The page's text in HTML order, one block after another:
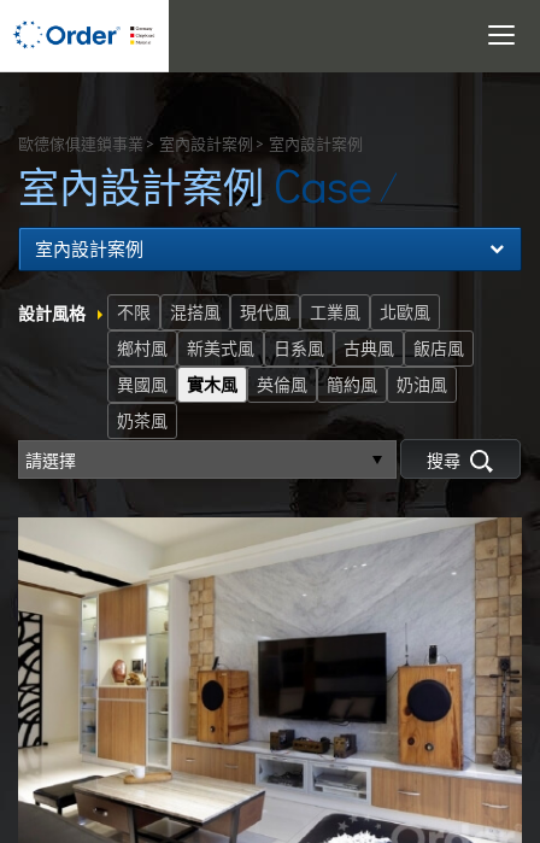
Toggle
歐德傢俱連鎖事業 室內設計案例 室內設計案例
室內設計案例 Case
室內設計案例
設計風格 不限 混搭風 現代風 工業風
北歐風
鄉村風
新美式風 日系風 古典風
飯店風
異國風
實木風 英倫風 簡約風
奶油風
奶茶風
搜尋